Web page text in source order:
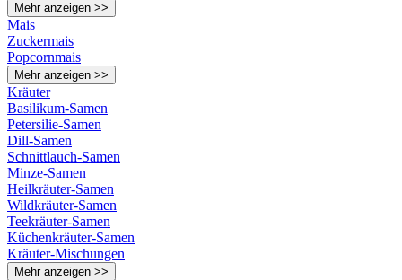
Mehr anzeigen >>
Mais
Zuckermais
Popcornmais
Mehr anzeigen >>
Kräuter
Basilikum-Samen
Petersilie-Samen
Dill-Samen
Schnittlauch-Samen
Minze-Samen
Heilkräuter-Samen
Wildkräuter-Samen
Teekräuter-Samen
Küchenkräuter-Samen
Kräuter-Mischungen
Mehr anzeigen >>